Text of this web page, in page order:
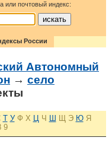
или почтовый индекс:
России
Автономный
→ село
Т У Ф Х Ц Ч Ш Щ Э Ю Я
9